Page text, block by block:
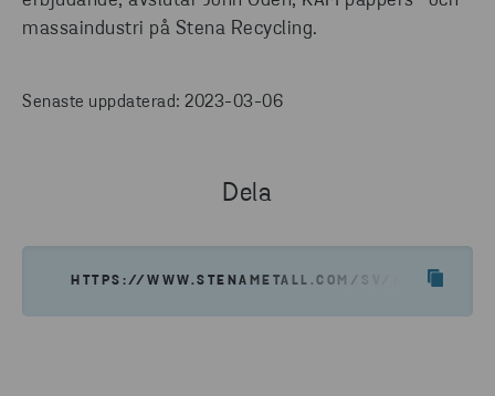
massaindustri på Stena Recycling.
Senaste uppdaterad: 2023-03-06
Dela
HTTPS://WWW.STENAMETALL.COM/SV/NYHETER-